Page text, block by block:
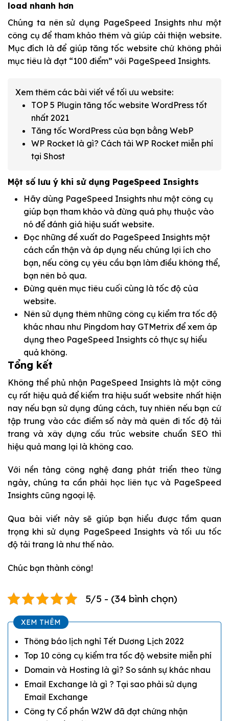
load nhanh hơn
Chúng ta nên sử dụng PageSpeed Insights như một
công cụ để tham khảo thêm và giúp cải thiện website.
Mục đích là để giúp tăng tốc website chứ không phải
mục tiêu là đạt “100 điểm” với PageSpeed Insights.
Xem thêm các bài viết về tối ưu website:
TOP 5 Plugin tăng tốc website WordPress tốt
nhất 2021
Tăng tốc WordPress của bạn bằng WebP
WP Rocket là gì? Cách tải WP Rocket miễn phí
tại Shost
Một số lưu ý khi sử dụng PageSpeed Insights
Hãy dùng PageSpeed Insights như một công cụ
giúp bạn tham khảo và đừng quá phụ thuộc vào
nó để đánh giá hiệu suất website.
Đọc những đề xuất do PageSpeed Insights một
cách cẩn thận và áp dụng nếu chúng lợi ích cho
bạn, nếu công cụ yêu cầu bạn làm điều không thể,
bạn nên bỏ qua.
Đừng quên mục tiêu cuối cùng là tốc độ của
website.
Nên sử dụng thêm những công cụ kiểm tra tốc độ
khác nhau như Pingdom hay GTMetrix để xem áp
dụng theo PageSpeed Insights có thực sự hiểu
quả không.
Tổng kết
Không thể phủ nhận PageSpeed Insights là một công
cụ rất hiệu quả để kiểm tra hiệu suất website nhất hiện
nay nếu bạn sử dụng đúng cách, tuy nhiên nếu bạn cứ
tập trung vào các điểm số này mà quên đi tốc độ tải
trang và xây dựng cấu trúc website chuẩn SEO thì
hiệu quả mang lại là không cao.
Với nền tảng công nghệ đang phát triển theo từng
ngày, chúng ta cần phải học liên tục và PageSpeed
Insights cũng ngoại lệ.
Qua bài viết này sẽ giúp bạn hiểu được tầm quan
trọng khi sử dụng PageSpeed Insights và tối ưu tốc
độ tải trang là như thế nào.
Chúc bạn thành công!
5/5 - (34 bình chọn)
XEM THÊM
Thông báo lịch nghỉ Tết Dương Lịch 2022
Top 10 công cụ kiểm tra tốc độ website miễn phí
Domain và Hosting là gì? So sánh sự khác nhau
Email Exchange là gì ? Tại sao phải sử dụng
Email Exchange
Công ty Cổ phần W2W đã đạt chứng nhận